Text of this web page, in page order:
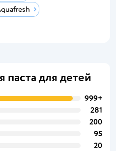
паста для детей
999+
281
200
95
20